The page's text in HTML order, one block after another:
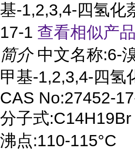
基-1,2,3,4-四氢化
17-1 查看相似产
简介 中文名称:6-
甲基-1,2,3,4-四氢
CAS No:27452-
分子式:C14H19Br
沸点:110-115°C